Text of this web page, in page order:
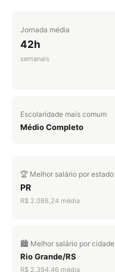
Jornada média
42h
semanais
Escolaridade mais comum
Médio Completo
🏆 Melhor salário por estado
PR
R$ 2.086,24 média
🏙️ Melhor salário por cidade
Rio Grande/RS
R$ 2.394,46 média